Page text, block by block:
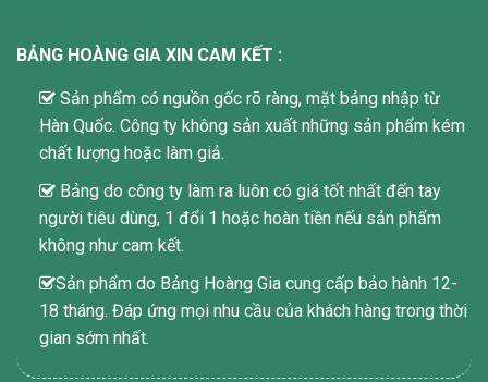
BẢNG HOÀNG GIA XIN CAM KẾT :
Sản phẩm có nguồn gốc rõ ràng, mặt bảng nhập từ
Hàn Quốc. Công ty không sản xuất những sản phẩm kém
chất lượng hoặc làm giả.
Bảng do công ty làm ra luôn có giá tốt nhất đến tay
người tiêu dùng, 1 đổi 1 hoặc hoàn tiền nếu sản phẩm
không như cam kết.
Sản phẩm do Bảng Hoàng Gia cung cấp bảo hành 12-
18 tháng. Đáp ứng mọi nhu cầu của khách hàng trong thời
gian sớm nhất.